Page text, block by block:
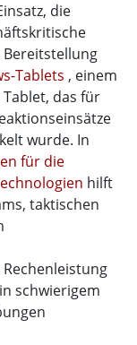
die
Tablets , einem
das für
wurde. In
für die
hilft
taktischen
schwierigem